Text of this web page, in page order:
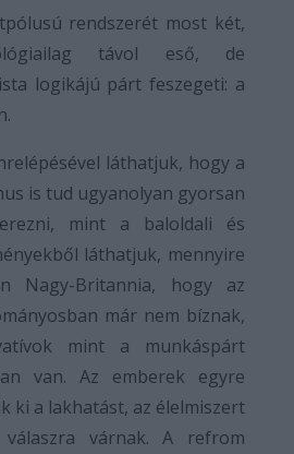
rendszerét most két,
távol eső, de
logikájú párt feszegeti: a
láthatjuk, hogy a
is tud ugyanolyan gyorsan
mint a baloldali és
láthatjuk, mennyire
Nagy-Britannia, hogy az
már nem bíznak,
mint a munkáspárt
van. Az emberek egyre
ki a lakhatást, az élelmiszert
várnak. A refrom